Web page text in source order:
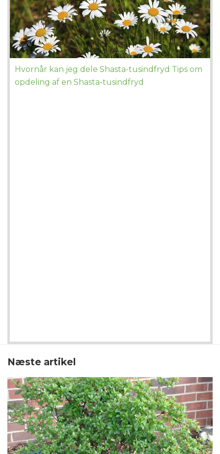
Hvornår kan jeg dele Shasta-tusindfryd Tips om
opdeling af en Shasta-tusindfryd
Næste artikel